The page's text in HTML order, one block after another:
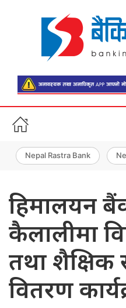
Nepal Rastra Bank
हिमालयन
कैलालीमा
तथा शैक्षिक
वितरण